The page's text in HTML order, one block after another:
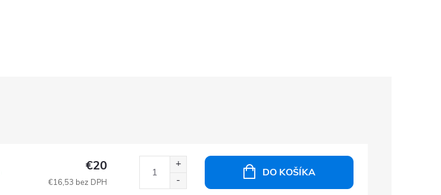
€20
€16,53 bez DPH
DO KOŠÍKA